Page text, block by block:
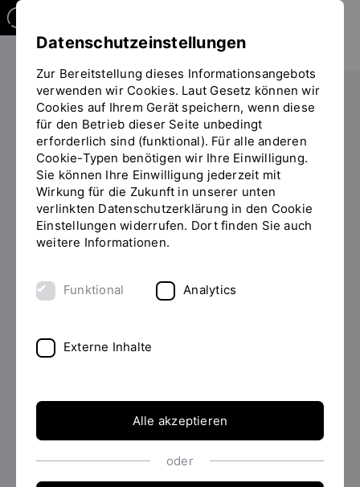
Sie
befinden
sich
auf
der
Seite
"Studiengangübersicht"
Studieren Studiengangübersicht
Studiengänge
Filter
76 Ergebnisse gefunden.
Datenschutzeinstellungen
Zur Bereitstellung dieses Informationsangebots
verwenden wir Cookies. Laut Gesetz können wir
Cookies auf Ihrem Gerät speichern, wenn diese
für den Betrieb dieser Seite unbedingt
erforderlich sind (funktional). Für alle anderen
Cookie-Typen benötigen wir Ihre Einwilligung.
Sie können Ihre Einwilligung jederzeit mit
Wirkung für die Zukunft in unserer unten
verlinkten Datenschutzerklärung in den Cookie
Einstellungen widerrufen. Dort finden Sie auch
weitere Informationen.
Funktional Analytics
Externe Inhalte
Alle akzeptieren
oder